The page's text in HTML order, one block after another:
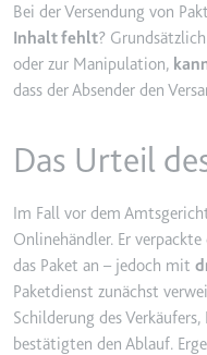
Bei der Versendung von
Inhalt fehlt?
oder zur Manipulation,
dass der Absender den
Das Urteil
Im Fall vor dem
Onlinehändler. Er
das Paket an – jedoch mit
Paketdienst zunächst
Schilderung des
bestätigten den Ablauf.